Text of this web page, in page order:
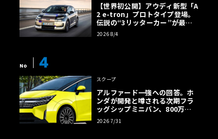
【世界初公開】アウディ新型「A
2 e-tron」プロトタイプ登場。
伝説の“3リッターカー”が最高
効率エントリーBEVとして復活
【画像38枚】
2026 8/4
No 4
スクープ
アルファード一強への回答。ホ
ンダが開発と噂される次期フラ
ッグシップミニバン、800万円
超の勝算【予想CG】
2026 7/31